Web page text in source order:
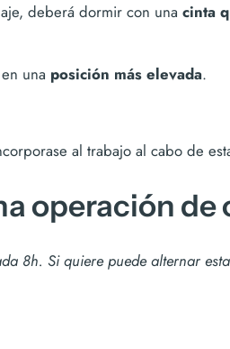
deberá dormir con una cinta
una posición más elevada.
al trabajo al cabo de
operación de
8h. Si quiere puede alternar